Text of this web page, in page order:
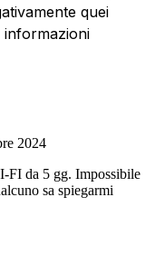
quei
informazioni